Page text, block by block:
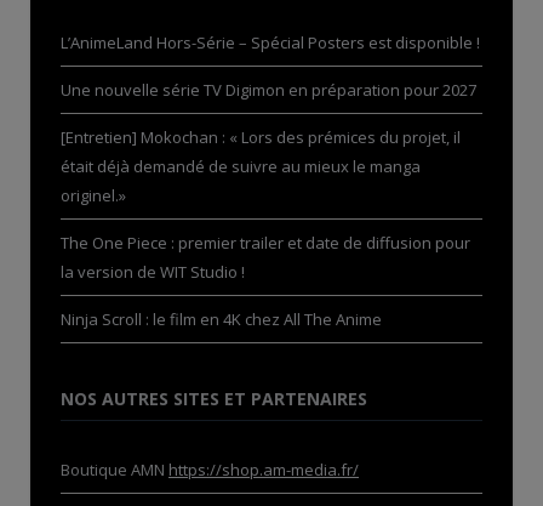
L’AnimeLand Hors-Série – Spécial Posters est disponible !
Une nouvelle série TV Digimon en préparation pour 2027
[Entretien] Mokochan : « Lors des prémices du projet, il
était déjà demandé de suivre au mieux le manga
originel.»
The One Piece : premier trailer et date de diffusion pour
la version de WIT Studio !
Ninja Scroll : le film en 4K chez All The Anime
NOS AUTRES SITES ET PARTENAIRES
Boutique AMN https://shop.am-media.fr/